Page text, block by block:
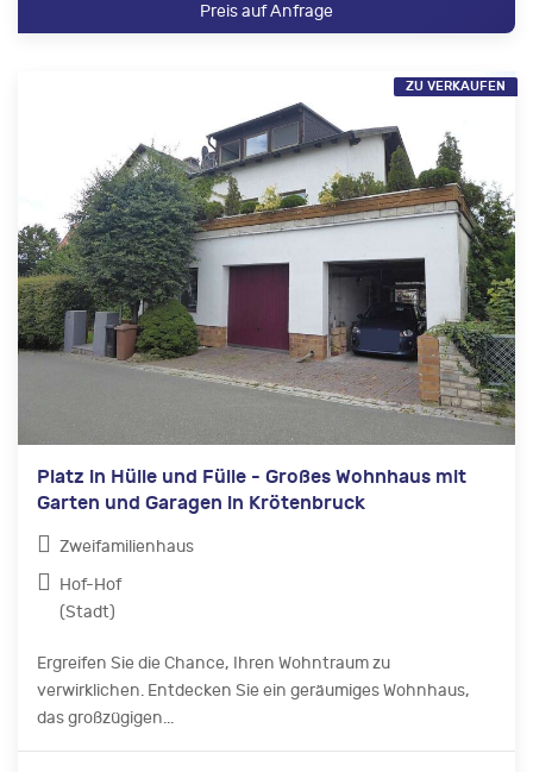
Preis auf Anfrage
Platz in Hülle und Fülle - Großes Wohnhaus mit
Garten und Garagen in Krötenbruck
Zweifamilienhaus
Hof-Hof
(Stadt)
Ergreifen Sie die Chance, Ihren Wohntraum zu
verwirklichen. Entdecken Sie ein geräumiges Wohnhaus,
das großzügigen...
ZU VERKAUFEN